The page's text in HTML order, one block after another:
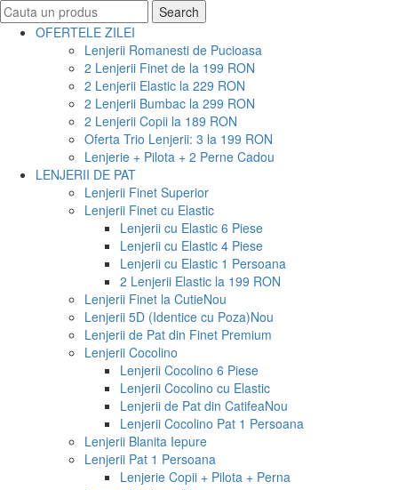
Search
for:
Search
OFERTELE ZILEI
Lenjerii Romanesti de Pucioasa
2 Lenjerii Finet de la 199 RON
2 Lenjerii Elastic la 229 RON
2 Lenjerii Bumbac la 299 RON
2 Lenjerii Copii la 189 RON
Oferta Trio Lenjerii: 3 la 199 RON
Lenjerie + Pilota + 2 Perne Cadou
LENJERII DE PAT
Lenjerii Finet Superior
Lenjerii Finet cu Elastic
Lenjerii cu Elastic 6 Piese
Lenjerii cu Elastic 4 Piese
Lenjerii cu Elastic 1 Persoana
2 Lenjerii Elastic la 199 RON
Lenjerii Finet la CutieNou
Lenjerii 5D (Identice cu Poza)Nou
Lenjerii de Pat din Finet Premium
Lenjerii Cocolino
Lenjerii Cocolino 6 Piese
Lenjerii Cocolino cu Elastic
Lenjerii de Pat din CatifeaNou
Lenjerii Cocolino Pat 1 Persoana
Lenjerii Blanita Iepure
Lenjerii Pat 1 Persoana
Lenjerie Copii + Pilota + Perna